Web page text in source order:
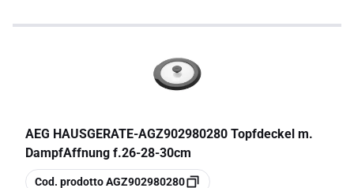
AEG HAUSGERATE-AGZ902980280 Topfdeckel m.
DampfAffnung f.26-28-30cm
copia
Cod. prodottoAGZ902980280